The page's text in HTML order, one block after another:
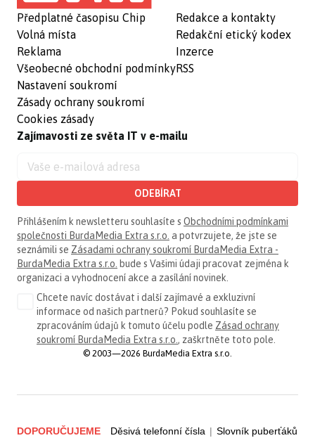
Předplatné časopisu Chip
Volná místa
Reklama
Všeobecné obchodní podmínky
Nastavení soukromí
Zásady ochrany soukromí
Cookies zásady
Redakce a kontakty
Redakční etický kodex
Inzerce
RSS
Zajímavosti ze světa IT v e-mailu
ODEBÍRAT
Přihlášením k newsletteru souhlasíte s Obchodními podmínkami
společnosti BurdaMedia Extra s.r.o. a potvrzujete, že jste se
seznámili se Zásadami ochrany soukromí BurdaMedia Extra -
BurdaMedia Extra s.r.o. bude s Vašimi údaji pracovat zejména k
organizaci a vyhodnocení akce a zasílání novinek.
Chcete navíc dostávat i další zajímavé a exkluzivní
informace od našich partnerů? Pokud souhlasíte se
zpracováním údajů k tomuto účelu podle Zásad ochrany
soukromí BurdaMedia Extra s.r.o., zaškrtněte toto pole.
© 2003—2026 BurdaMedia Extra s.r.o.
DOPORUČUJEME Děsivá telefonní čísla | Slovník puberťáků